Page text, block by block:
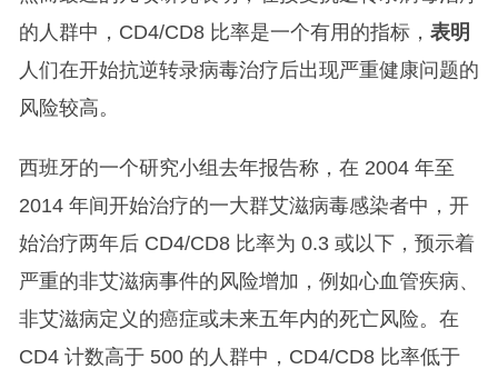
的人群中，CD4/CD8 比率是一个有用的指标， 表明
人们在开始抗逆转录病毒治疗后出现严重健康问题的
风险较高。
西班牙的一个研究小组去年报告称，在 2004 年至
2014 年间开始治疗的一大群艾滋病毒感染者中，开
始治疗两年后 CD4/CD8 比率为 0.3 或以下，预示着
严重的非艾滋病事件的风险增加，例如心血管疾病、
非艾滋病定义的癌症或未来五年内的死亡风险。在
CD4 计数高于 500 的人群中，CD4/CD8 比率低于